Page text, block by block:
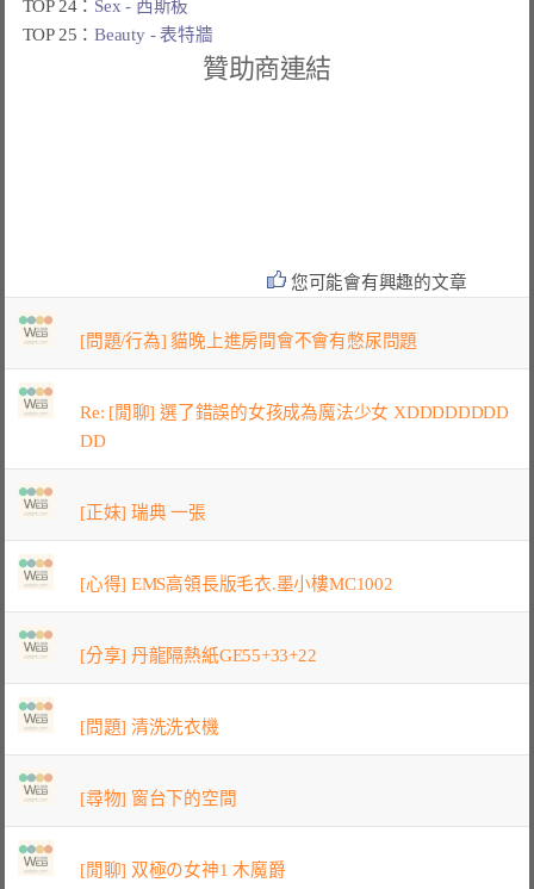
TOP 24： Sex - 西斯板
TOP 25：Beauty - 表特牆
贊助商連結
您可能會有興趣的文章
[問題/行為] 貓晚上進房間會不會有憋尿問題
Re: [閒聊] 選了錯誤的女孩成為魔法少女 XDDDDDDDD
DD
[正妹] 瑞典 一張
[心得] EMS高領長版毛衣.墨小樓MC1002
[分享] 丹龍隔熱紙GE55+33+22
[問題] 清洗洗衣機
[尋物] 窗台下的空間
[閒聊] 双極の女神1 木魔爵